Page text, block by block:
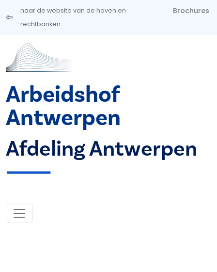
Overslaan en naar de inhoud gaan
naar de website van de hoven en
rechtbanken
Brochures
Arbeidshof
Antwerpen
Afdeling Antwerpen